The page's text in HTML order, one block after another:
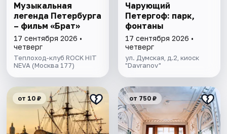
Музыкальная
легенда Петербурга
– фильм «Брат»
17 сентября 2026 •
четверг
Теплоход-клуб ROCK HIT
NEVA (Москва 177)
Чарующий
Петергоф: парк,
фонтаны
17 сентября 2026 •
четверг
ул. Думская, д.2, киоск
"Davranov"
от 10 ₽ от 750 ₽